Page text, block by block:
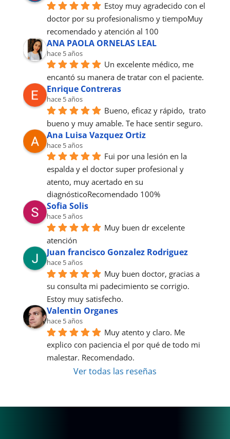
Estoy muy agradecido con el
doctor por su profesionalismo y tiempoMuy
recomendado y atención al 100
ANA PAOLA ORNELAS LEAL
hace 5 años
Un excelente médico, me
encantó su manera de tratar con el paciente.
Enrique Contreras
hace 5 años
Bueno, eficaz y rápido,  trato
bueno y muy amable. Te hace sentir seguro.
Ana Luisa Vazquez Ortiz
hace 5 años
Fui por una lesión en la
espalda y el doctor super profesional y
atento, muy acertado en su
diagnósticoRecomendado 100%
Sofia Solis
hace 5 años
Muy buen dr excelente
atención
Juan francisco Gonzalez Rodriguez
hace 5 años
Muy buen doctor, gracias a
su consulta mi padecimiento se corrigio.
Estoy muy satisfecho.
Valentin Organes
hace 5 años
Muy atento y claro. Me
explico con paciencia el por qué de todo mi
malestar. Recomendado.
Ver todas las reseñas